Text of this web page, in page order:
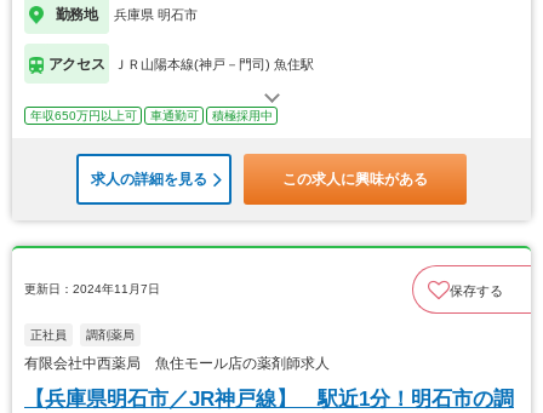
勤務地 兵庫県 明石市
アクセス ＪＲ山陽本線(神戸－門司) 魚住駅
年収650万円以上可 車通勤可 積極採用中
求人の詳細を見る この求人に興味がある
更新日：2024年11月7日 保存する
正社員 調剤薬局
有限会社中西薬局 魚住モール店の薬剤師求人
【兵庫県明石市／JR神戸線】 駅近1分！明石市の調